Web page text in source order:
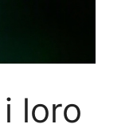
loro